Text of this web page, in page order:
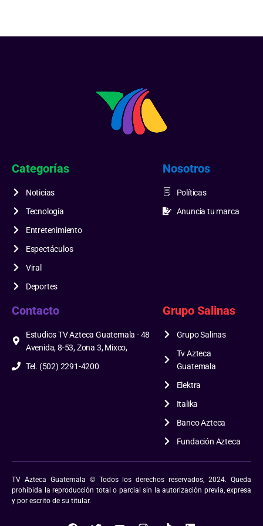
Categorías
Noticias
Tecnología
Entretenimiento
Espectáculos
Viral
Deportes
Nosotros
Políticas
Anuncia tu marca
Contacto
Estudios TV Azteca Guatemala - 48
Avenida, 8-53, Zona 3, Mixco,
Tel. (502) 2291-4200
Grupo Salinas
Grupo Salinas
Tv Azteca
Guatemala
Elektra
Italika
Banco Azteca
Fundación Azteca
TV Azteca Guatemala © Todos los derechos reservados, 2024. Queda
prohibida la reproducción total o parcial sin la autorización previa, expresa
y por escrito de su titular.